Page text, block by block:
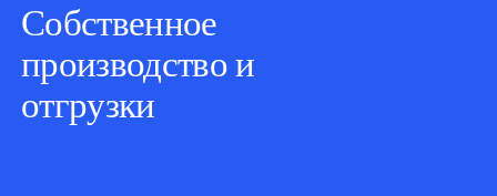
Собственное
производство и
отгрузки